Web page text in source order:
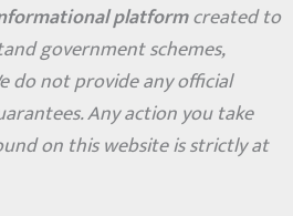
platformcreated to
government schemes,
do not provide any official
Any action you take
on this website is strictly at